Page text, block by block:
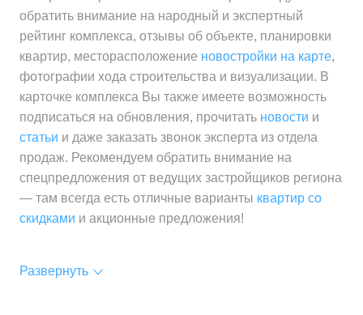
Средняя цена
за 1 м²
от 388 200 ₽
за 1 м²
Средняя цена
за 1 м²
от 355 400 ₽
Минимальная цена
за 1 м²
от 348 000 ₽
Средняя цена
за 1 м²
от 423 300 ₽
обратить внимание на народный и экспертный
рейтинг комплекса, отзывы об объекте, планировки
квартир, месторасположение новостройки на карте,
фотографии хода строительства и визуализации. В
карточке комплекса Вы также имеете возможность
подписаться на обновления, прочитать новости и
статьи и даже заказать звонок эксперта из отдела
продаж. Рекомендуем обратить внимание на
спецпредложения от ведущих застройщиков региона
— там всегда есть отличные варианты квартир со
скидками и акционные предложения!
Развернуть